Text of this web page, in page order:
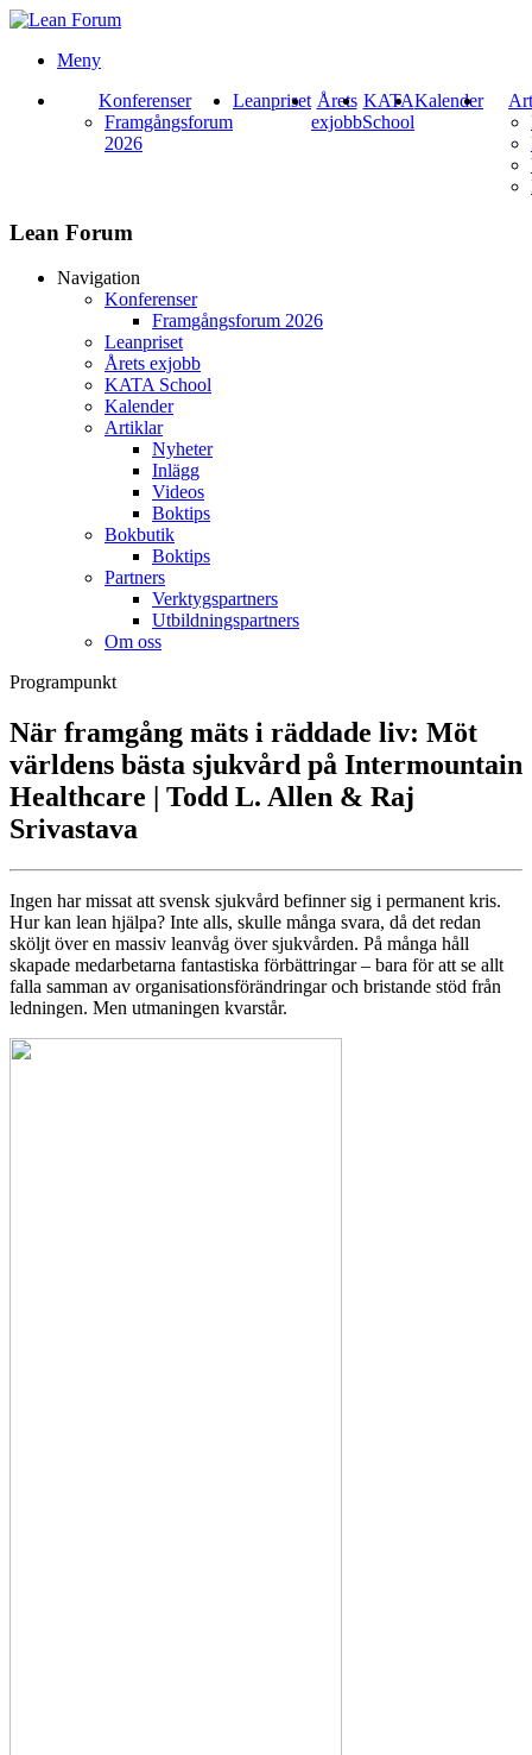
Meny
Konferenser
Framgångsforum
2026
Leanpriset Årets
exjobb
KATA
School
Kalender
Lean Forum
Navigation
Konferenser
Framgångsforum 2026
Leanpriset
Årets exjobb
KATA School
Kalender
Artiklar
Nyheter
Inlägg
Videos
Boktips
Bokbutik
Boktips
Partners
Verktygspartners
Utbildningspartners
Om oss
Programpunkt
När framgång mäts i räddade liv: Möt
världens bästa sjukvård på Intermountain
Healthcare | Todd L. Allen & Raj
Srivastava
Ingen har missat att svensk sjukvård befinner sig i permanent kris.
Hur kan lean hjälpa? Inte alls, skulle många svara, då det redan
sköljt över en massiv leanvåg över sjukvården. På många håll
skapade medarbetarna fantastiska förbättringar – bara för att se allt
falla samman av organisationsförändringar och bristande stöd från
ledningen. Men utmaningen kvarstår.